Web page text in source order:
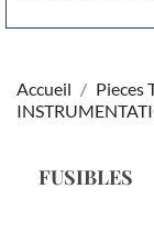
Accueil Pieces
FUSIBLES